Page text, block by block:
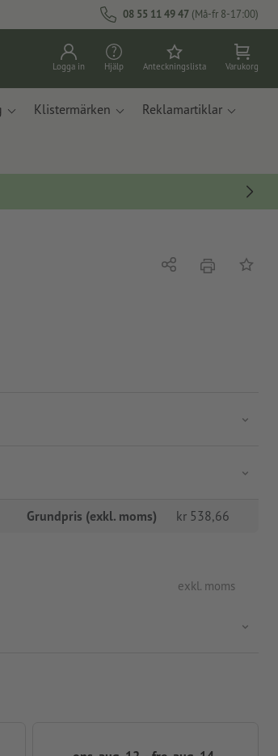
08 55 11 49 47 (Må-fr 8-17:00)
Logga in Hjälp Anteckningslista Varukorg
Klistermärken Reklamartiklar
Dela erbjudande
På
Grundpris (exkl. moms) kr 538,66
exkl. moms